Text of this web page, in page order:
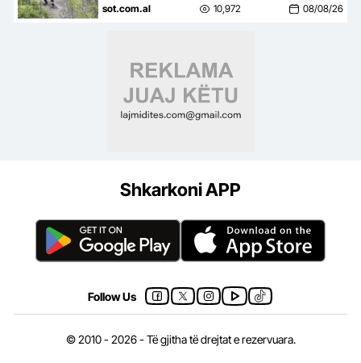
në terren të vështirë
sot.com.al 10,972 08/08/26
Shkarkoni APP
Follow Us
© 2010 - 2026 - Të gjitha të drejtat e rezervuara.